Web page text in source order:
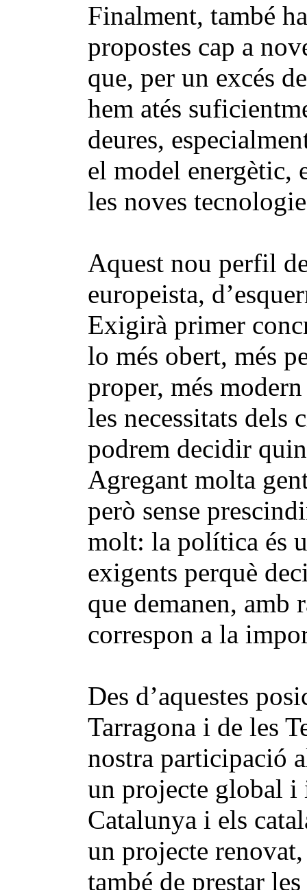
Finalment, també
propostes cap a
que, per un excés
hem atés
deures,
el model energètic,
les noves
Aquest nou perfil
europeista,
Exigirà primer
lo més obert, més
proper, més
les necessitats dels
podrem decidir
Agregant molta
però sense
molt: la política és
exigents perquè
que demanen, amb
correspon a la
Des d’aquestes
Tarragona i de les
nostra participació
un projecte global i
Catalunya i els
un projecte
també de prestar